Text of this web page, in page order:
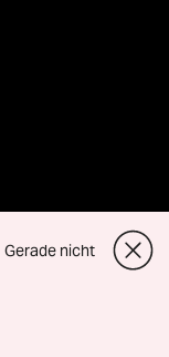
Gerade nicht